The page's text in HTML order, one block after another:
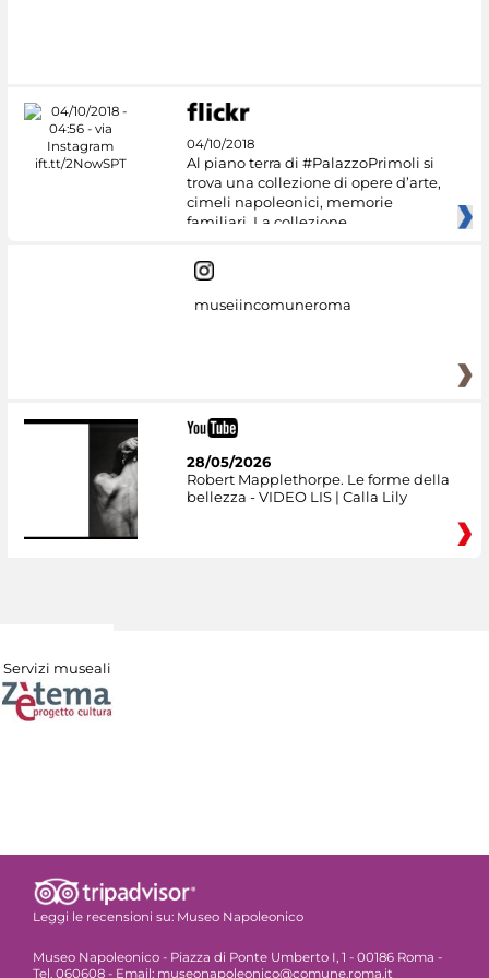
04/10/2018
Al piano terra di #PalazzoPrimoli si
trova una collezione di opere d’arte,
cimeli napoleonici, memorie
familiari. La collezione
museiincomuneroma
28/05/2026
Robert Mapplethorpe. Le forme della
bellezza - VIDEO LIS | Calla Lily
Servizi museali
Leggi le recensioni su: Museo Napoleonico
Museo Napoleonico - Piazza di Ponte Umberto I, 1 - 00186 Roma -
Tel. 060608 - Email: museonapoleonico@comune.roma.it